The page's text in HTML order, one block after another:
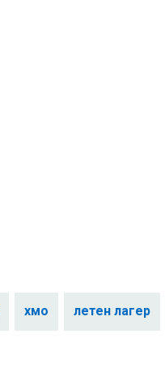
хмо летен лагер